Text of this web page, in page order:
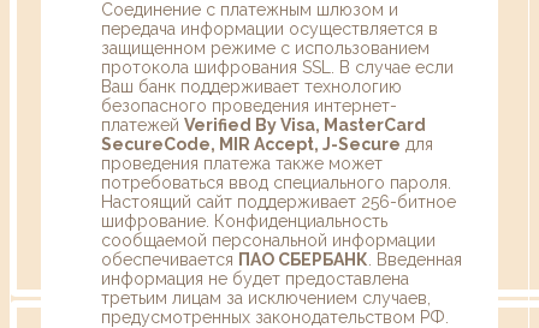
Соединение с платежным шлюзом и
передача информации осуществляется в
защищенном режиме с использованием
протокола шифрования SSL. В случае если
Ваш банк поддерживает технологию
безопасного проведения интернет-
платежей Verified By Visa, MasterCard
SecureCode, MIR Accept, J-Secure для
проведения платежа также может
потребоваться ввод специального пароля.
Настоящий сайт поддерживает 256-битное
шифрование. Конфиденциальность
сообщаемой персональной информации
обеспечивается ПАО СБЕРБАНК . Введенная
информация не будет предоставлена
третьим лицам за исключением случаев,
предусмотренных законодательством РФ.